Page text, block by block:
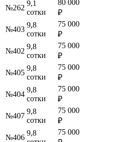
№262
9,1
сотки
80 000
₽
№403
9,8
сотки
75 000
₽
№402
9,8
сотки
75 000
₽
№405
9,8
сотки
75 000
₽
№404
9,8
сотки
75 000
₽
№407
9,8
сотки
75 000
₽
№406
9,8
75 000